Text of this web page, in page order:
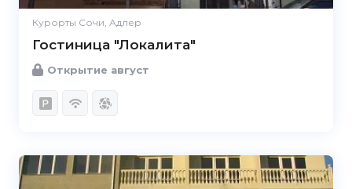
Курорты Сочи, Адлер
Гостиница "Локалита"
Открытие август